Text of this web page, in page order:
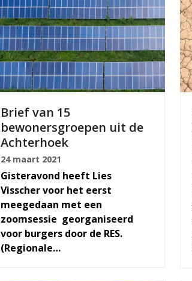
Brief van 15
bewonersgroepen uit de
Achterhoek
24 maart 2021
Gisteravond heeft Lies
Visscher voor het eerst
meegedaan met een
zoomsessie georganiseerd
voor burgers door de RES.
(Regionale…